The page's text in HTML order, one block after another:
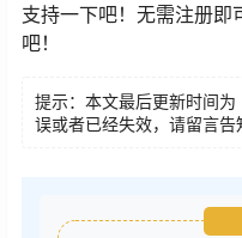
支持一下吧！无需注册即
吧！
提示：本文最后更新时间为
误或者已经失效，请留言告